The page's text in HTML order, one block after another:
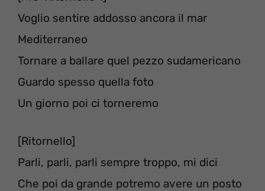
Voglio sentire addosso ancora il mar
Mediterraneo
Tornare a ballare quel pezzo sudamericano
Guardo spesso quella foto
Un giorno poi ci torneremo
[Ritornello]
Parli, parli, parli sempre troppo, mi dici
Che poi da grande potremo avere un posto